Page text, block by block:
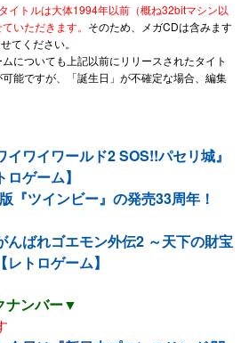
イトルは大体1994年以前（概ね32bitマシン以
いただきます。 そのため、メガCDは含みます
てください。
についても上記以前にリリースされたタイト
能ですが、「誕生日」が不確定な場合、編集
イワイワールド2 SOS!!パセリ城』
ゲーム】
『ツインビー』の発売33周年！
んばれゴエモン外伝2 ～天下の財宝
トロゲーム】
ナンバー▼